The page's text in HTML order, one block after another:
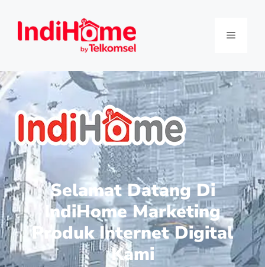
Selamat Datang Di
IndiHome Marketing
Produk Internet Digital
Kami